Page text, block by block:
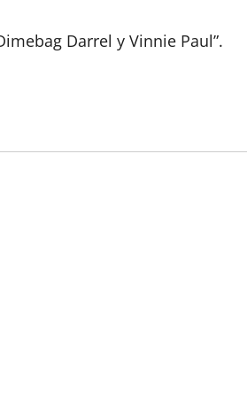
Darrel y Vinnie Paul”.